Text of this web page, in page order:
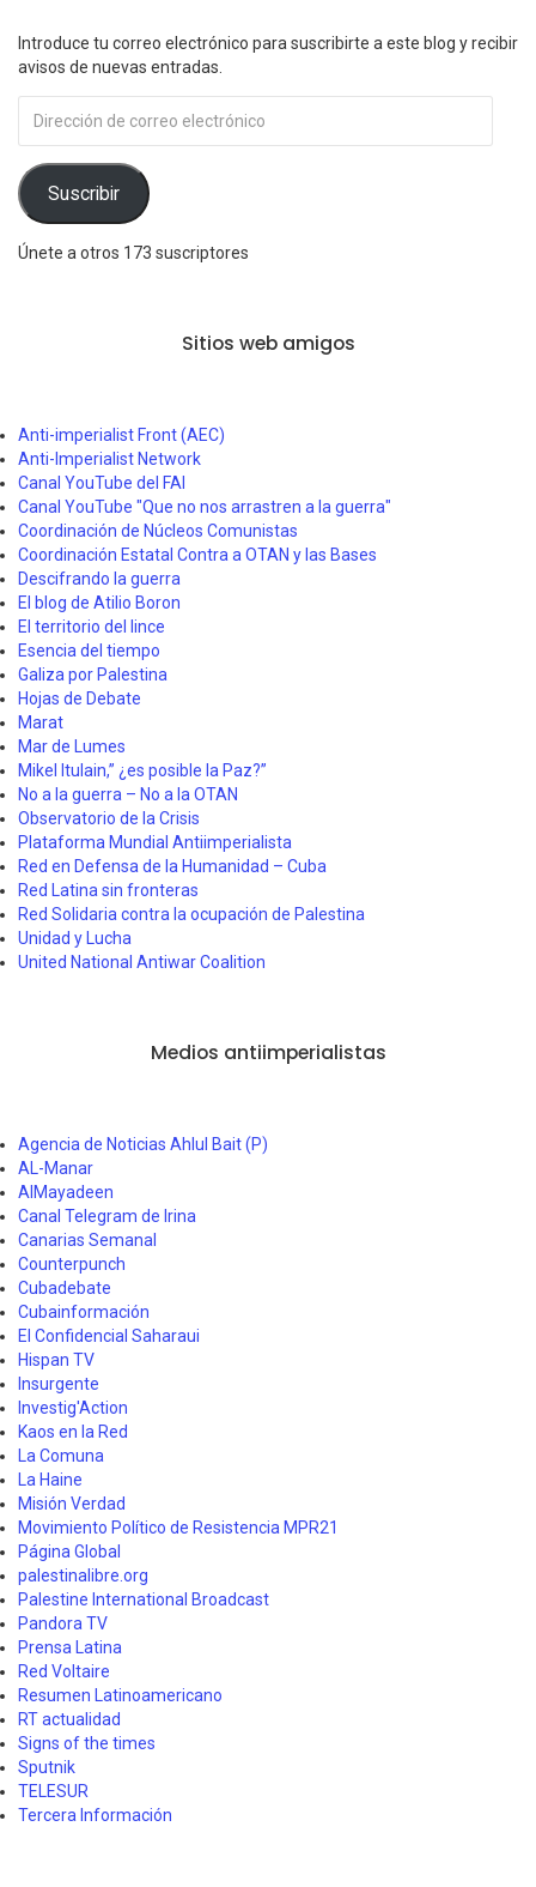
Introduce tu correo electrónico para suscribirte a este blog y recibir
avisos de nuevas entradas.
de
electrónico
Suscribir
Únete a otros 173 suscriptores
Sitios web amigos
Anti-imperialist Front (AEC)
Anti-Imperialist Network
Canal YouTube del FAI
Canal YouTube "Que no nos arrastren a la guerra"
Coordinación de Núcleos Comunistas
Coordinación Estatal Contra a OTAN y las Bases
Descifrando la guerra
El blog de Atilio Boron
El territorio del lince
Esencia del tiempo
Galiza por Palestina
Hojas de Debate
Marat
Mar de Lumes
Mikel Itulain,” ¿es posible la Paz?”
No a la guerra – No a la OTAN
Observatorio de la Crisis
Plataforma Mundial Antiimperialista
Red en Defensa de la Humanidad – Cuba
Red Latina sin fronteras
Red Solidaria contra la ocupación de Palestina
Unidad y Lucha
United National Antiwar Coalition
Medios antiimperialistas
Agencia de Noticias Ahlul Bait (P)
AL-Manar
AlMayadeen
Canal Telegram de Irina
Canarias Semanal
Counterpunch
Cubadebate
Cubainformación
El Confidencial Saharaui
Hispan TV
Insurgente
Investig'Action
Kaos en la Red
La Comuna
La Haine
Misión Verdad
Movimiento Político de Resistencia MPR21
Página Global
palestinalibre.org
Palestine International Broadcast
Pandora TV
Prensa Latina
Red Voltaire
Resumen Latinoamericano
RT actualidad
Signs of the times
Sputnik
TELESUR
Tercera Información